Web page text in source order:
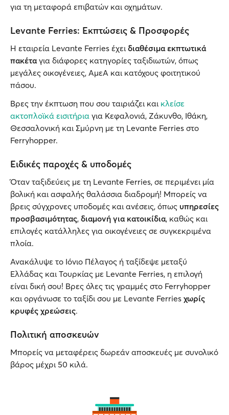
για τη μεταφορά επιβατών και οχημάτων.
Levante Ferries: Εκπτώσεις & Προσφορές
Η εταιρεία Levante Ferries έχει διαθέσιμα εκπτωτικά
πακέταγια διάφορες κατηγορίες ταξιδιωτών, όπως
μεγάλες οικογένειες, ΑμεΑ και κατόχους φοιτητικού
πάσου.
Βρες την έκπτωση που σου ταιριάζει και κλείσε
ακτοπλοϊκά εισιτήρια για Κεφαλονιά, Ζάκυνθο, Ιθάκη,
Θεσσαλονική και Σμύρνη με τη Levante Ferries στο
Ferryhopper.
Ειδικές παροχές & υποδομές
Όταν ταξιδεύεις με τη Levante Ferries, σε περιμένει μία
βολική και ασφαλής θαλάσσια διαδρομή! Μπορείς να
βρεις σύγχρονες υποδομές και ανέσεις, όπως υπηρεσίες
προσβασιμότητας, διαμονή για κατοικίδια, καθώς και
επιλογές κατάλληλες για οικογένειες σε συγκεκριμένα
πλοία.
Ανακάλυψε το Ιόνιο Πέλαγος ή ταξίδεψε μεταξύ
Ελλάδας και Τουρκίας με Levante Ferries, η επιλογή
είναι δική σου! Βρες όλες τις γραμμές στο Ferryhopper
και οργάνωσε το ταξίδι σου με Levante Ferries χωρίς
κρυφές χρεώσεις.
Πολιτική αποσκευών
Μπορείς να μεταφέρεις δωρεάν αποσκευές με συνολικό
βάρος μέχρι 50 κιλά.